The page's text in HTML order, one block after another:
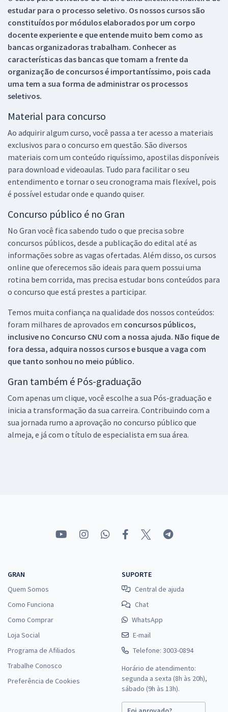
estudar para o processo seletivo. Os nossos cursos são
constituídos por módulos elaborados por um corpo
docente experiente e que entende muito bem como as
bancas organizadoras trabalham. Conhecer as
características das bancas que tomam a frente da
organização de concursos é importantíssimo, pois cada
uma tem a sua forma de administrar os processos
seletivos.
Material para concurso
Ao adquirir algum curso, você passa a ter acesso a materiais
exclusivos para o concurso em questão. São diversos
materiais com um conteúdo riquíssimo, apostilas disponíveis
para download e videoaulas. Tudo para facilitar o seu
entendimento e tornar o seu cronograma mais flexível, pois
é possível estudar onde e quando quiser.
Concurso público é no Gran
No Gran você fica sabendo tudo o que precisa sobre
concursos públicos, desde a publicação do edital até as
informações sobre as vagas ofertadas. Além disso, os cursos
online que oferecemos são ideais para quem possui uma
rotina bem corrida, mas precisa estudar bons conteúdos para
o concurso que está prestes a participar.
Temos muita confiança na qualidade dos nossos conteúdos:
foram milhares de aprovados em concursos públicos,
inclusive no Concurso CNU com a nossa ajuda. Não fique de
fora dessa, adquira nossos cursos e busque a vaga com
que tanto sonhou no meio público.
Gran também é Pós-graduação
Com apenas um clique, você escolhe a sua Pós-graduação e
inicia a transformação da sua carreira. Contribuindo com a
sua jornada rumo a aprovação no concurso público que
almeja, e já com o título de especialista em sua área.
GRAN
Quem Somos
Como Funciona
Como Comprar
Loja Social
Programa de Afiliados
Trabalhe Conosco
Preferência de Cookies
SUPORTE
Central de ajuda
Chat
WhatsApp
E-mail
Telefone: 3003-0894
Horário de atendimento:
segunda a sexta (8h às 20h),
sábado (9h às 13h).